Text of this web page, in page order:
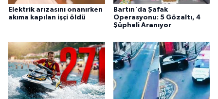
Elektrik arızasını onanırken
akıma kapılan işçi öldü
Bartın'da Şafak
Operasyonu: 5 Gözaltı, 4
Şüpheli Aranıyor